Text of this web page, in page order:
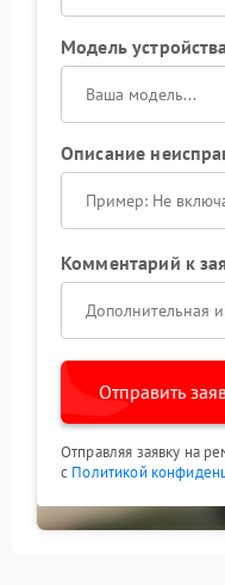
Модель
Описание
Комментарий к
Отправить
Отправляя заявку на
с Политикой